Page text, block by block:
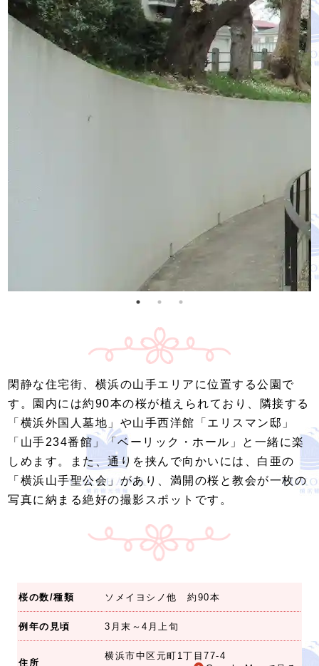
閑静な住宅街、横浜の山手エリアに位置する公園で
す。園内には約90本の桜が植えられており、隣接する
「横浜外国人墓地」や山手西洋館「エリスマン邸」
「山手234番館」「ベーリック・ホール」と一緒に楽
しめます。また、通りを挟んで向かいには、白亜の
「横浜山手聖公会」があり、満開の桜と教会が一枚の
写真に納まる絶好の撮影スポットです。
桜の数/種類 ソメイヨシノ他 約90本
例年の見頃 3月末～4月上旬
住所
横浜市中区元町1丁目77-4